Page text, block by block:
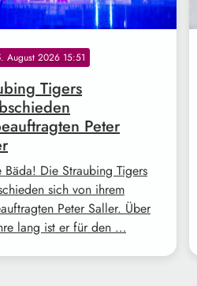
. August 2026 15:51
Tigers
Peter
Bäda! Die Straubing Tigers
sich von ihrem
Peter Saller. Über
lang ist er für den …